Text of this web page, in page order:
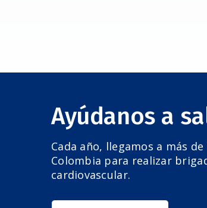
Ayúdanos a
Cada año, llegamos a más
Colombia para realizar
cardiovascular.